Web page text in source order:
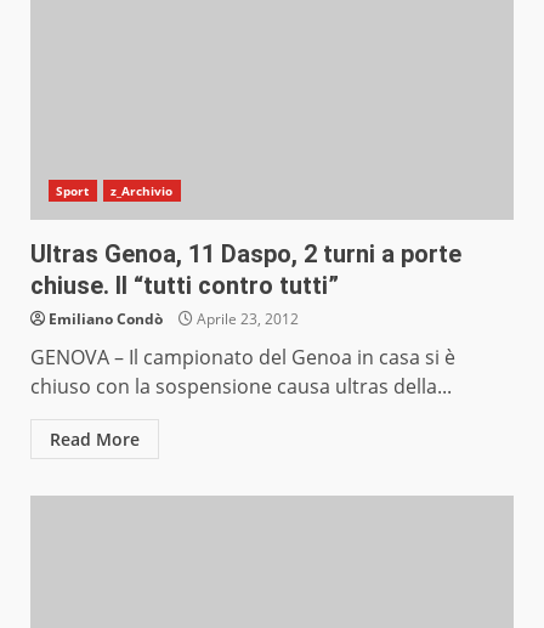
Sport z_Archivio
Ultras Genoa, 11 Daspo, 2 turni a porte
chiuse. Il “tutti contro tutti”
Emiliano Condò Aprile 23, 2012
GENOVA – Il campionato del Genoa in casa si è
chiuso con la sospensione causa ultras della...
Read More